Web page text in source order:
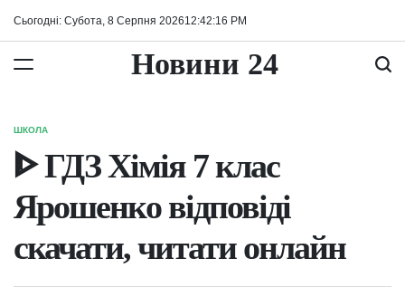
Сьогодні: Субота, 8 Серпня 202612:42:16 PM
Новини 24
ОПУБЛІКУВАТИ
У
ШКОЛА
ᐈ ГДЗ Хімія 7 клас
Ярошенко відповіді
скачати, читати онлайн